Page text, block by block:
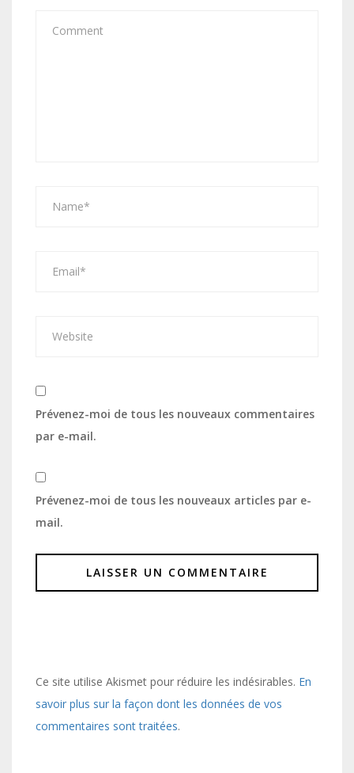
Prévenez-moi de tous les nouveaux commentaires
par e-mail.
Prévenez-moi de tous les nouveaux articles par e-
mail.
Ce site utilise Akismet pour réduire les indésirables. En
savoir plus sur la façon dont les données de vos
commentaires sont traitées.